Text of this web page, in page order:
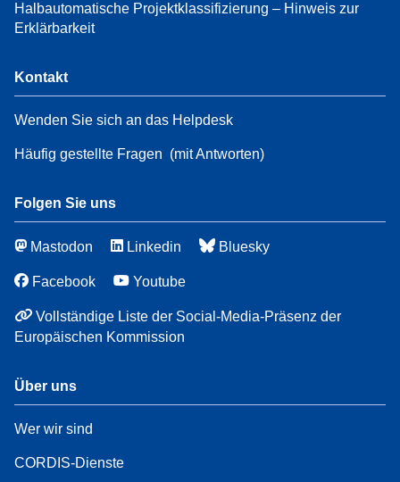
Halbautomatische Projektklassifizierung – Hinweis zur
Erklärbarkeit
Kontakt
Wenden Sie sich an das Helpdesk
Häufig gestellte Fragen (mit Antworten)
Folgen Sie uns
Mastodon Linkedin Bluesky
Facebook Youtube
Vollständige Liste der Social-Media-Präsenz der
Europäischen Kommission
Über uns
Wer wir sind
CORDIS-Dienste